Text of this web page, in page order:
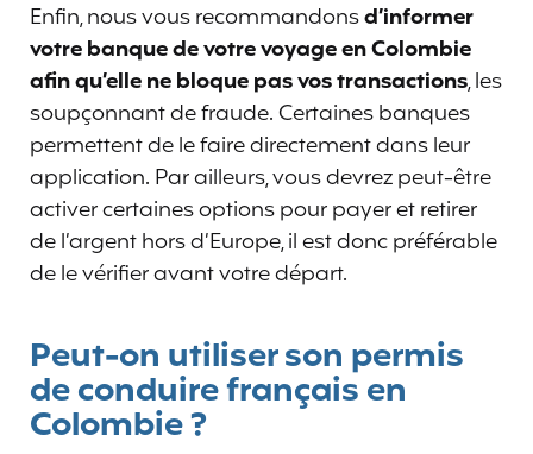
Enfin, nous vous recommandonsd’informer
votre banquede votre voyage en Colombie
afin qu’elle ne bloque pas vos transactions, les
soupçonnant de fraude. Certaines banques
permettent de le faire directement dans leur
application. Par ailleurs, vous devrez peut-être
activer certaines options pour payer et retirer
de l’argent hors d’Europe, il est donc préférable
de le vérifier avant votre départ.
Peut-on utiliser son permis
de conduire français en
Colombie?